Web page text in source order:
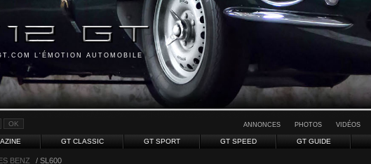
L'ÉMOTION AUTOMOBILE
ANNONCES PHOTOS VIDÉOS
GT CLASSIC GT SPORT GT SPEED GT GUIDE
BENZ / SL600